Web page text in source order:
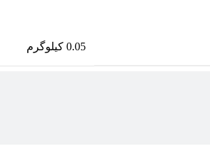
0.05 کیلوگرم